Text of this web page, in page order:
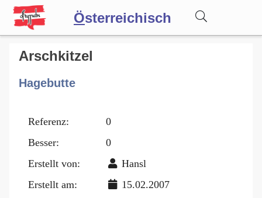
Österreichisch
Wörterbuch
Forum
Blog
Arschkitzel
Hagebutte
Referenz:
0
Besser:
0
Erstellt von:
Hansl
Erstellt am:
15.02.2007